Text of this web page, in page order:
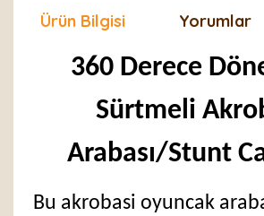
Ürün Bilgisi Yorumlar
360 Derece
Sürtmeli
Arabası/Stunt
Bu akrobasi oyuncak